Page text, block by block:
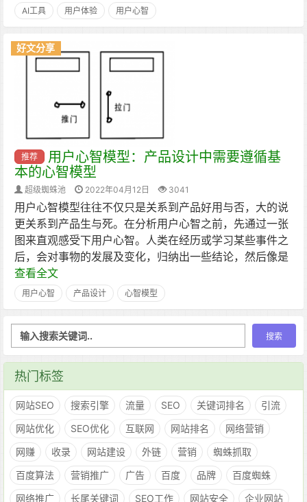
AI工具 用户体验 用户心智
好文分享
推荐
用户心智模型：产品设计中需要遵循基
本的心智模型
超级蜘蛛池 2022年04月12日 3041
用户心智模型往往不仅只是关系到产品好用与否，大的说
更关系到产品生与死。在分析用户心智之前，先通过一张
图来直观感受下用户心智。人类在经历或学习某些事件之
后，会对事物的发展及变化，归纳出一些结论，然后像是
查看全文
用户心智 产品设计 心智模型
热门标签
网站SEO 搜索引擎 流量 SEO 关键词排名
引流
网站优化
SEO优化 互联网 网站排名
网络营销
网赚
收录 网站建设 外链 营销
蜘蛛抓取
百度算法
营销推广 广告 百度 品牌
百度蜘蛛
网络推广
长尾关键词 SEO工作 网站安全
企业网站